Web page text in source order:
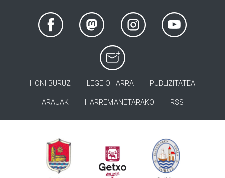
HONI BURUZ LEGE OHARRA PUBLIZITATEA
ARAUAK HARREMANETARAKO RSS